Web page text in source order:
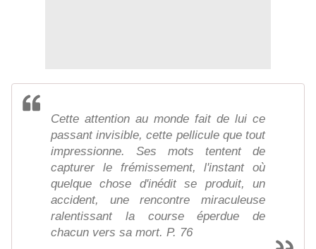
Cette attention au monde fait de lui ce
passant invisible, cette pellicule que tout
impressionne. Ses mots tentent de
capturer le frémissement, l'instant où
quelque chose d'inédit se produit, un
accident, une rencontre miraculeuse
ralentissant la course éperdue de
chacun vers sa mort. P. 76